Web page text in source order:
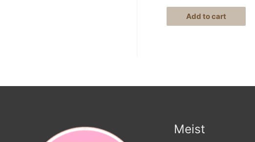
Add to cart
Meist